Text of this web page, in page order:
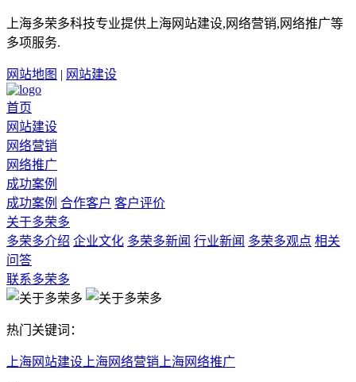
上海多荣多科技专业提供上海网站建设,网络营销,网络推广等
多项服务.
网站地图 | 网站建设
首页
网站建设
网络营销
网络推广
成功案例
成功案例 合作客户 客户评价
关于多荣多
多荣多介绍 企业文化 多荣多新闻 行业新闻 多荣多观点 相关
问答
联系多荣多
热门关键词：
上海网站建设 上海网络营销 上海网络推广